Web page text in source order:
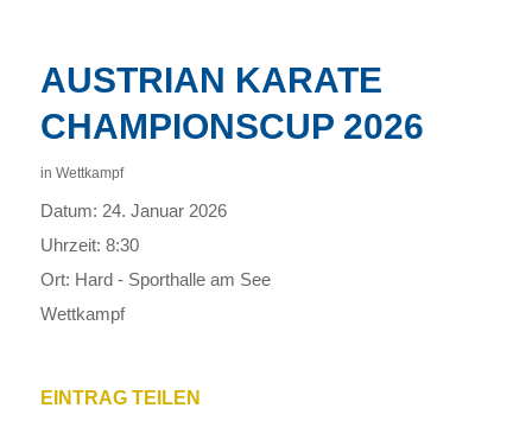
AUSTRIAN KARATE
CHAMPIONSCUP 2026
in Wettkampf
Datum: 24. Januar 2026
Uhrzeit: 8:30
Ort: Hard - Sporthalle am See
Wettkampf
EINTRAG TEILEN